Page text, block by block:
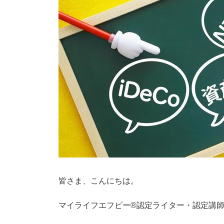
皆さま、こんにちは。
マイライフエフピー®認定ライター・認定講